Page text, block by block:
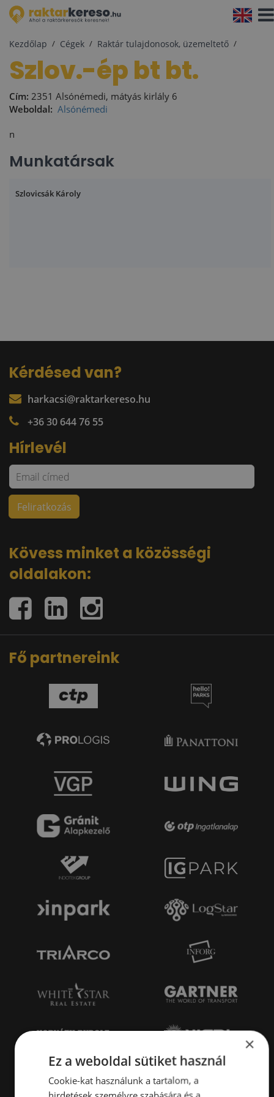
Kezdőlap Cégek Raktár tulajdonosok, üzemeltető
szlov.-ép bt bt.
Cím: 2351 Alsónémedi, mátyás kirlály 6
Weboldal: Alsónémedi
n
Munkatársak
Szlovicsák Károly
Kérdésed van?
harkacsi@raktarkereso.hu
+36 30 644 76 55
Hírlevél
Kövess minket a közösségi
oldalakon:
Fő partnereink
×
Ez a weboldal sütiket használ
Cookie-kat használunk a tartalom, a